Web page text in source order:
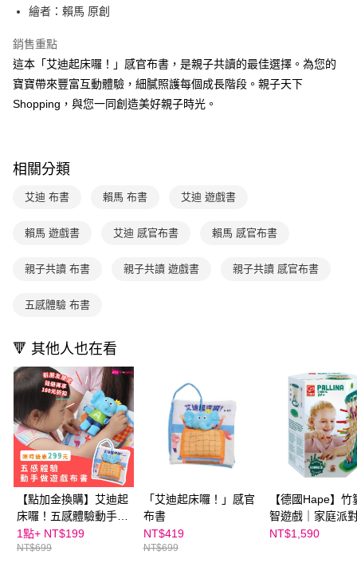
相關說明
1.本服務由台灣大哥大提供，台灣大哥大用戶可立即使用無須另外申請。
流程，驗證手機門號後，選擇欲分期的期數、繳款截止日，確認付款後即完
成交易。
3.實際核准額度、可分期數及費用金額請依後續交易確認頁面所載為準。
4.訂單成立30分鐘內，如未前往確認交易或遇審核未通過，訂單將自動取
1.分期款項不併入電信帳單，「大哥付你分期」於每月結算日後寄送繳費提
2.透過簡訊連結打開帳單後，可選擇「超商條碼／台灣大直營門市／銀行轉
【注意事項】
用戶於交易時，得透過本服務購買商品或服務，並由商店將買賣／分期付款
2.基於同意付款使用「大哥付你分期」之契約關係目的，商店將以您的個人
資料（包含姓名、電話或地址）提供予台灣大哥大進項蒐集、處理及利用，
3.完整用戶服務條款，請詳閱以下連結：
AFTEE先享後付
相關說明
AFTEE先享後付是「在收到商品之後才付款」的支付方式。 讓您購物簡單
便利好安心！
【「AFTEE先享後付」結帳流程】
１．於結帳方式選擇「AFTEE先享後付」後，將跳轉至「AFTEE先享後付」
結帳頁面，進行簡訊認證並確認金額後，即可完成結帳。
３．收到繳費通知簡訊後14天內，點擊此簡訊中的連結，可透過四大超商／
※ 請注意：結帳手續完成當下不需立刻繳費，但若您需要取消訂單，請聯絡
購買商品的店家。未經商家同意取消之訂單仍視為有效，需透過AFTEE先享
※ 交易是否成功請以「AFTEE先享後付 」之結帳頁面顯示為準，若有關於
１．透過由恩沛科技股份有限公司提供之「AFTEE先享後付」服務完成之交
易，需依本服務之必要範圍內提供個人資料，並將交易相關給付款項請求債
權轉讓予恩沛科技股份有限公司。
２．關於個人資料處理事宜，請瀏覽以下網址：
https://aftee.tw/terms/#terms3
３．未成年的使用者請事先徵得法定代理人或監護人之同意方可使用
「AFTEE先享後付」，若未經同意申辦者引起之損失，本公司不負相關責
任。
４．使用「AFTEE先享後付」時，將依據個別帳號之用戶狀況，依本公司即
時審查核予不同之上限額度；若仍有額度不足之情形，本公司將視審查結果
請求用戶進行身份認證。
５．嚴禁一人註冊多個帳號或使用他人資訊註冊。若發現惡意使用之情形，
恩沛科技股份有限公司將有權停止該用戶之使用額度並採取法律行動。
ATM付款
每筆NT$70，滿NT$800(含以上)免運費
付款後7-11取貨
每筆NT$70，滿NT$800(含以上)免運費
離島宅配（澎湖、金門、馬祖、小琉球；不適用於郵局i郵箱）
海外包裹航空運送
繪者：賴馬 原創
銷售重點
這本「艾迪起床囉！」感官布書，是親子共讀的最佳選擇。為您的
寶寶帶來豐富互動體驗，細膩照護每個成長階段。親子天下
Shopping，與您一同創造美好親子時光。
相關分類
艾迪 布書 賴馬 布書 艾迪 遊戲書
賴馬 遊戲書 艾迪 感官布書 賴馬 感官布書
親子共讀 布書 親子共讀 遊戲書 親子共讀 感官布書
五感體驗 布書
🔻 其他人也在看
【點加金換購】艾迪起
床囉！五感體驗動手做
遊戲布書
1點+ NT$199
NT$699
「艾迪起床囉！」感官
布書
NT$419
NT$699
【德國Hape】竹
智遊戲｜家庭派
激挑戰 x 邏輯考
NT$1,590